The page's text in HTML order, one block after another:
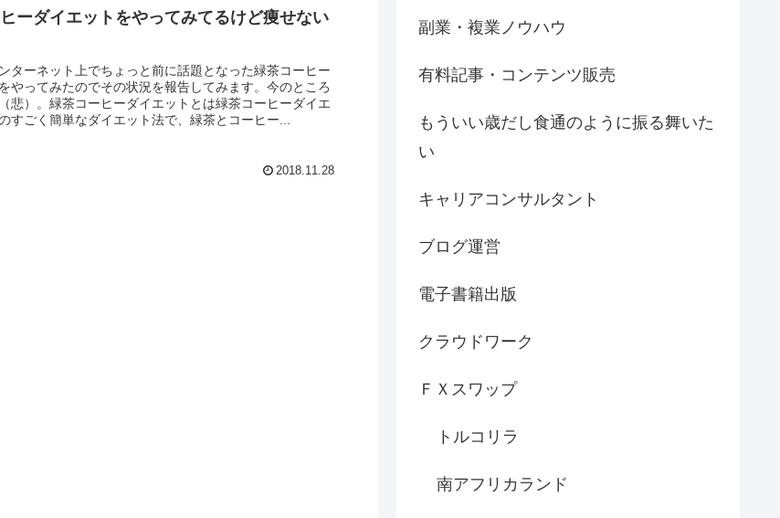
ーダイエットをやってみてるけど痩せない
ターネット上でちょっと前に話題となった緑茶コーヒー
やってみたのでその状況を報告してみます。今のところ
悲）。緑茶コーヒーダイエットとは緑茶コーヒーダイエ
すごく簡単なダイエット法で、緑茶とコーヒー...
2018.11.28
副業・複業ノウハウ
有料記事・コンテンツ販売
もういい歳だし食通のように振る舞いた
い
キャリアコンサルタント
ブログ運営
電子書籍出版
クラウドワーク
ＦＸスワップ
トルコリラ
南アフリカランド